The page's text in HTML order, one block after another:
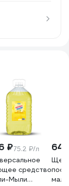
₽75.2 ₽/л
средство
Мыли